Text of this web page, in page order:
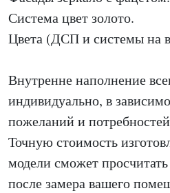
Система цвет золото.
Цвета (ДСП и системы на
Внутренне наполнение
индивидуально, в
пожеланий и
Точную стоимость
модели сможет
после замера вашего